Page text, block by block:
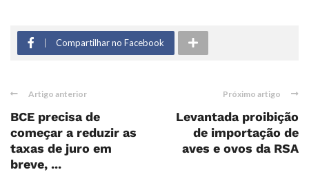
Compartilhar no Facebook
Artigo anterior
BCE precisa de
começar a reduzir as
taxas de juro em
breve, ...
Próximo artigo
Levantada proibição
de importação de
aves e ovos da RSA